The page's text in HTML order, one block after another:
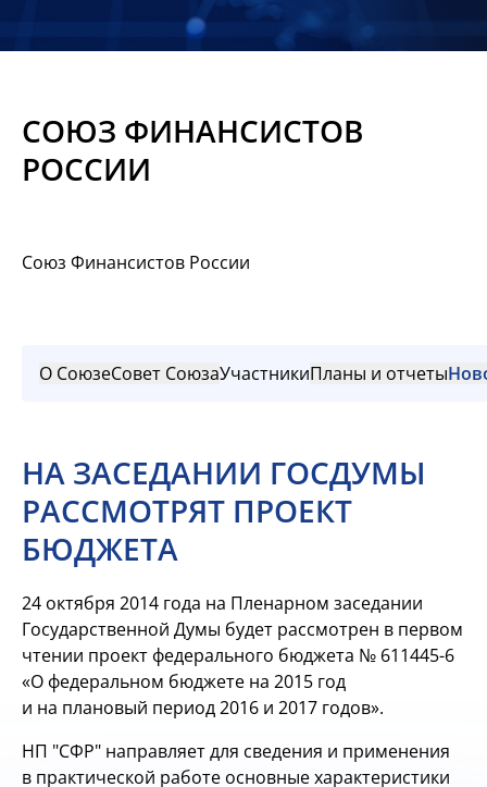
Материалы
СОЮЗ ФИНАНСИСТОВ
РОССИИ
Союз Финансистов России
О СоюзеСовет СоюзаУчастникиПланы и отчеты
НА ЗАСЕДАНИИ ГОСДУМЫ
РАССМОТРЯТ ПРОЕКТ
БЮДЖЕТА
24 октября 2014 года на Пленарном заседании
Государственной Думы будет рассмотрен в первом
чтении проект федерального бюджета № 611445-6
«О федеральном бюджете на 2015 год
и на плановый период 2016 и 2017 годов».
НП "СФР" направляет для сведения и применения
в практической работе основные характеристики